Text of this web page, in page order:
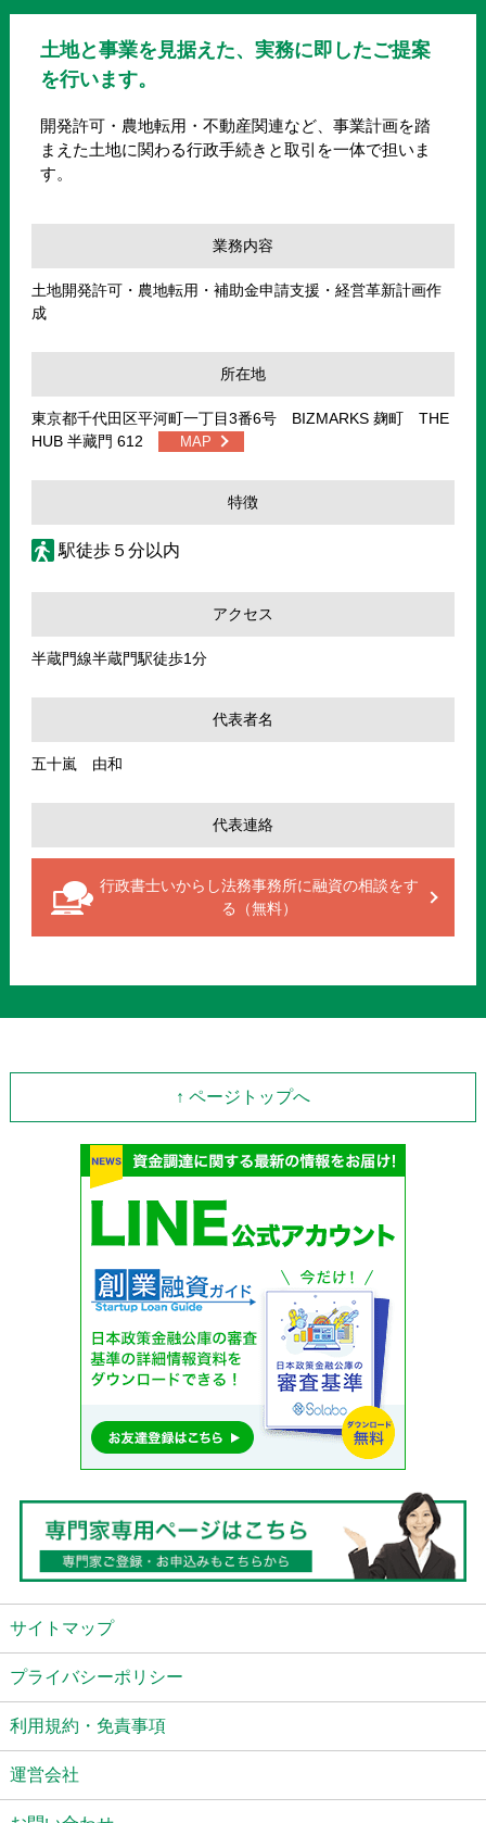
土地と事業を見据えた、実務に即したご提案
を行います。
開発許可・農地転用・不動産関連など、事業計画を踏
まえた土地に関わる行政手続きと取引を一体で担いま
す。
業務内容
土地開発許可・農地転用・補助金申請支援・経営革新計画作
成
所在地
東京都千代田区平河町一丁目3番6号 BIZMARKS 麹町 THE
HUB 半藏門 612
MAP
特徴
駅徒歩５分以内
アクセス
半蔵門線半蔵門駅徒歩1分
代表者名
五十嵐 由和
代表連絡
行政書士いからし法務事務所に融資の相談をす
る（無料）
↑ ページトップへ
サイトマップ
プライバシーポリシー
利用規約・免責事項
運営会社